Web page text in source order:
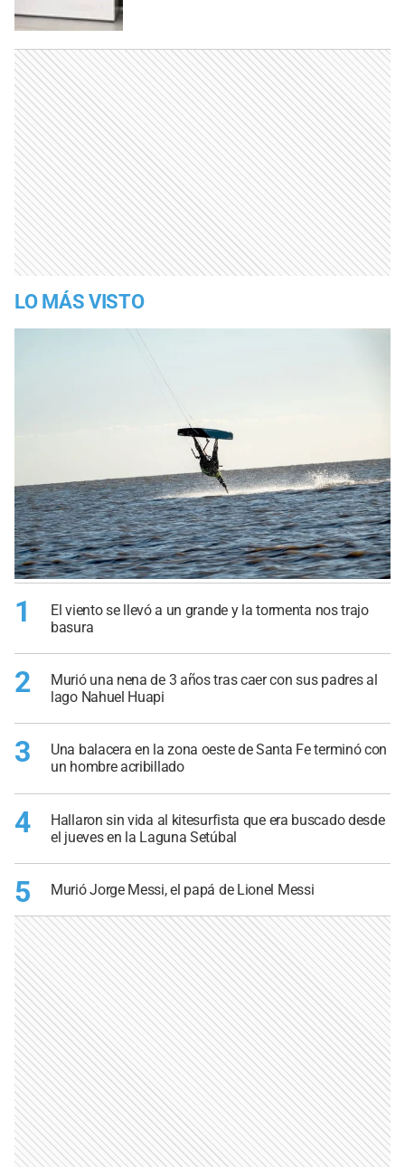
LO MÁS VISTO
1
El viento se llevó a un grande y la tormenta nos trajo
basura
2
Murió una nena de 3 años tras caer con sus padres al
lago Nahuel Huapi
3
Una balacera en la zona oeste de Santa Fe terminó con
un hombre acribillado
4
Hallaron sin vida al kitesurfista que era buscado desde
el jueves en la Laguna Setúbal
5 Murió Jorge Messi, el papá de Lionel Messi